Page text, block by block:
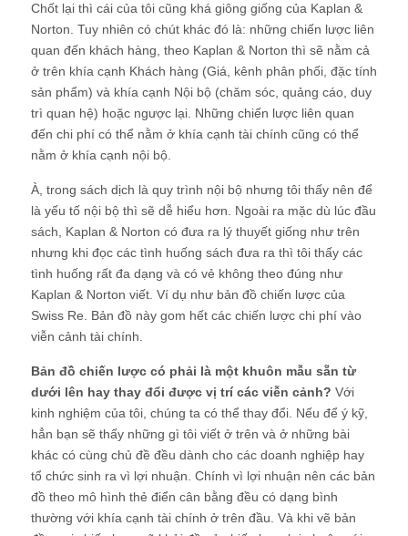
Chốt lại thì cái của tôi cũng khá giông giống của Kaplan &
Norton. Tuy nhiên có chút khác đó là: những chiến lược liên
quan đến khách hàng, theo Kaplan & Norton thì sẽ nằm cả
ở trên khía cạnh Khách hàng (Giá, kênh phân phối, đặc tính
sản phẩm) và khía cạnh Nội bộ (chăm sóc, quảng cáo, duy
trì quan hệ) hoặc ngược lại. Những chiến lược liên quan
đến chi phí có thể nằm ở khía cạnh tài chính cũng có thể
nằm ở khía cạnh nội bộ.
À, trong sách dịch là quy trình nội bộ nhưng tôi thấy nên để
là yếu tố nội bộ thì sẽ dễ hiểu hơn. Ngoài ra mặc dù lúc đầu
sách, Kaplan & Norton có đưa ra lý thuyết giống như trên
nhưng khi đọc các tình huống sách đưa ra thì tôi thấy các
tình huống rất đa dạng và có vẻ không theo đúng như
Kaplan & Norton viết. Ví dụ như bản đồ chiến lược của
Swiss Re. Bản đồ này gom hết các chiến lược chi phí vào
viễn cảnh tài chính.
Bản đồ chiến lược có phải là một khuôn mẫu sẵn từ
dưới lên hay thay đổi được vị trí các viễn cảnh? Với
kinh nghiệm của tôi, chúng ta có thể thay đổi. Nếu để ý kỹ,
hẳn bạn sẽ thấy những gì tôi viết ở trên và ở những bài
khác có cùng chủ đề đều dành cho các doanh nghiệp hay
tổ chức sinh ra vì lợi nhuận. Chính vì lợi nhuận nên các bản
đồ theo mô hình thẻ điển cân bằng đều có dạng bình
thường với khía cạnh tài chính ở trên đầu. Và khi vẽ bản